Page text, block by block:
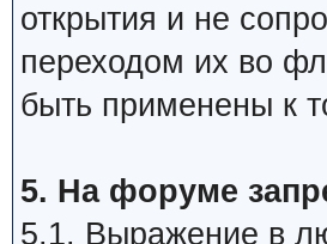
открытия и не
переходом их во
быть применены к
5. На форуме
5.1. Выражение в